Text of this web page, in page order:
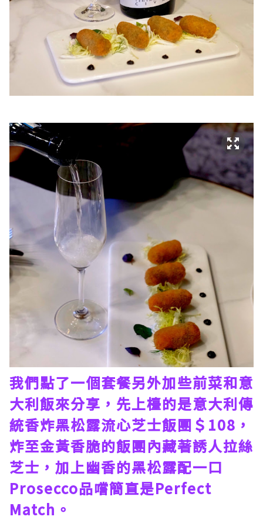
我們點了一個套餐另外加些前菜和意
大利飯來分享，先上檯的是意大利傳
統香炸黑松露流心芝士飯團＄108，
炸至金黃香脆的飯團內藏著誘人拉絲
芝士，加上幽香的黑松露配一口
Prosecco品嚐簡直是Perfect
Match。